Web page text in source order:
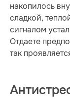
накопилось
сладкой,
сигналом
Отдаете
так